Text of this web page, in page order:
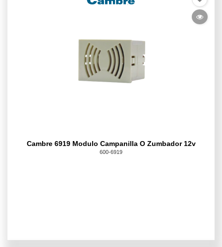
Cambre 6919 Modulo Campanilla O Zumbador 12v
600-6919